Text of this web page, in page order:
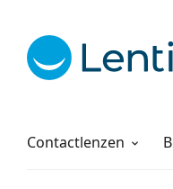
Contactlenzen
Lenzenvloeistoffen
Hoe bestellen